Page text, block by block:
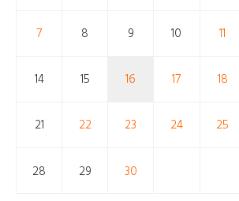
7 8 9 10 11
14 15 16 17 18
21 22 23 24 25
28 29 30